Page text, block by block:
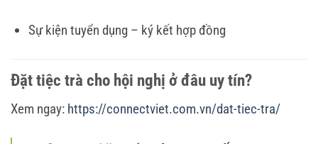
Sự kiện tuyển dụng – ký kết hợp đồng
Đặt tiệc trà cho hội nghị ở đâu uy tín?
Xem ngay: https://connectviet.com.vn/dat-tiec-tra/